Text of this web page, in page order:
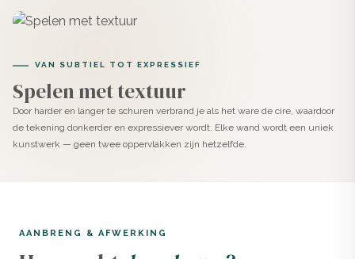
goed aangebracht, jouw toplaag jarenlang meegaat.
temperatuurverschillen, waardoor er geen scheuren
optreden in het oppervlakte.
Eenvoudig schoon te houden
stofzuiger en/of vochtige doek. Met minimaal
VAN SUBTIEL TOT EXPRESSIEF
Spelen met textuur
Door harder en langer te schuren verbrand je als het ware de cire, waardoor
de tekening donkerder en expressiever wordt. Elke wand wordt een uniek
kunstwerk — geen twee oppervlakken zijn hetzelfde.
AANBRENG & AFWERKING